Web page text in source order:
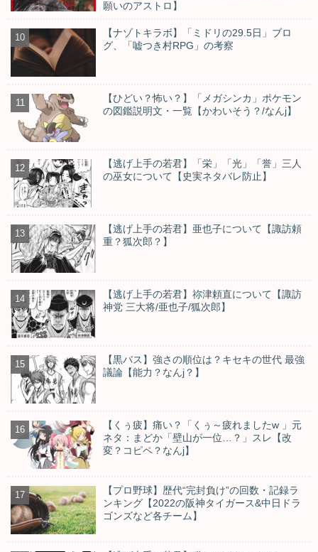
願いのアストロ】
【ナゾトキラボ】「ミドリの29.5日」ブロ
グ、「嘘つき村RPG」の考察
【ひどい？怖い？】「メガシンカ」ポケモン
の図鑑説明文・一覧【かわいそう？/なんj】
【逃げ上手の若君】「栄」「光」「誉」三人
の巫女について【史実ネタバレ防止】
【逃げ上手の若君】亜也子について【諏訪頼
重？狐次郎？】
【逃げ上手の若君】祢津頼直について【諏訪
神党 三大将/亜也子/狐次郎】
【黒バス】強さの順位は？キセキの世代 最強
議論【能力？なんj？】
【くぅ疲】痛い？「くぅ～疲れましたw 」元
ネタ：まどか「壁山が一位…？」スレ【改
変？コピペ？なんj】
【プロ野球】歴代“完封負け”の回数・記録ラ
ンキング【2022の阪神タイガース&中日ドラ
ゴンズなど各チーム】